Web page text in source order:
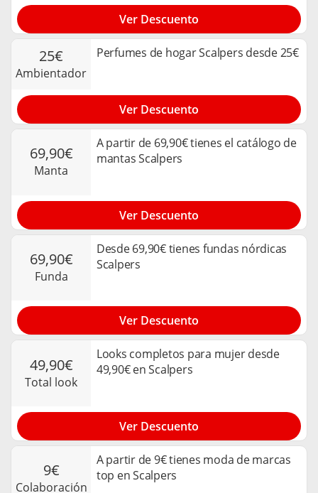
Ver Descuento
25€
ambientador
Perfumes de hogar Scalpers desde 25€
Ver Descuento
69,90€
manta
A partir de 69,90€ tienes el catálogo de
mantas Scalpers
Ver Descuento
69,90€
funda
Desde 69,90€ tienes fundas nórdicas
Scalpers
Ver Descuento
49,90€
total look
Looks completos para mujer desde
49,90€ en Scalpers
Ver Descuento
9€
colaboración
A partir de 9€ tienes moda de marcas
top en Scalpers